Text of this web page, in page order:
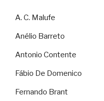
A. C. Malufe
Anélio Barreto
Antonio Contente
Fábio De Domenico
Fernando Brant